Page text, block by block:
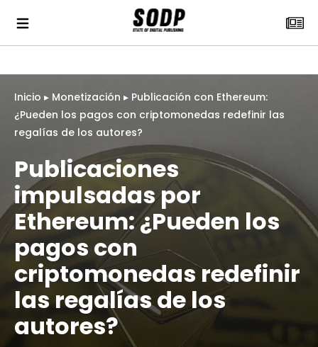
Inicio ▸ Monetización ▸ Publicación con Ethereum:
¿Pueden los pagos con criptomonedas redefinir las
regalías de los autores?
Publicaciones
impulsadas por
Ethereum: ¿Pueden los
pagos con
criptomonedas redefinir
las regalías de los
autores?